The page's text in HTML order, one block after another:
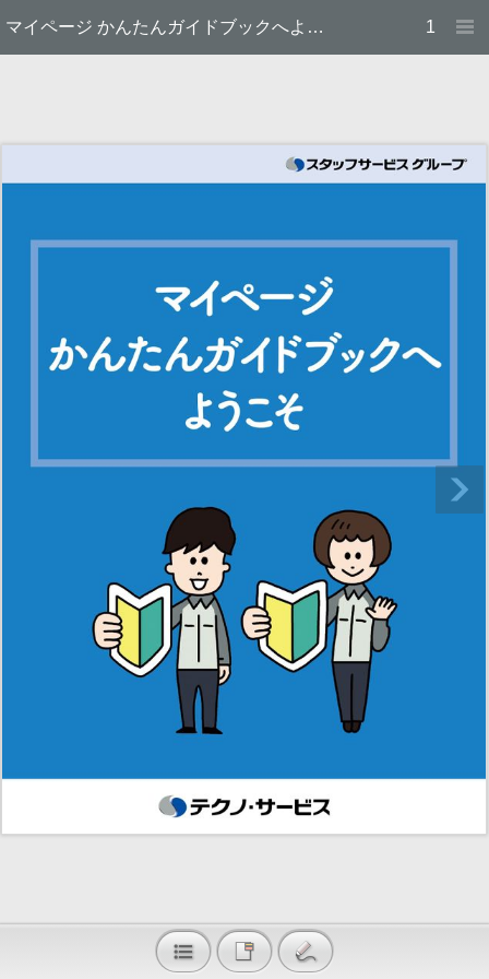
マイページ かんたんガイドブックへようこそ テクノ・サービス 1